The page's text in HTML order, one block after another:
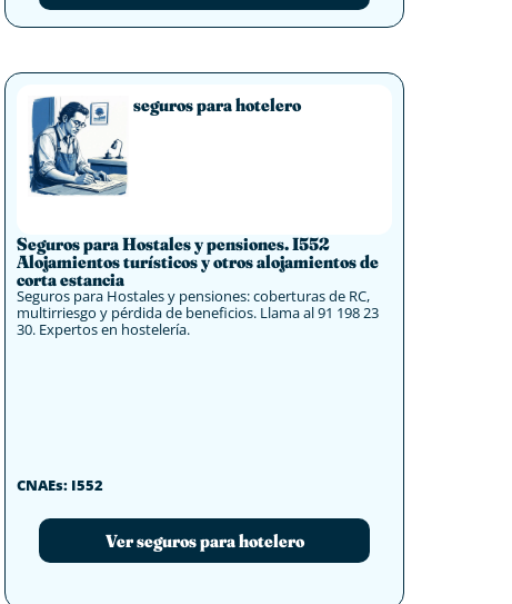
seguros para hotelero
Seguros para Hostales y pensiones. I552
Alojamientos turísticos y otros alojamientos de
corta estancia
Seguros para Hostales y pensiones: coberturas de RC,
multirriesgo y pérdida de beneficios. Llama al 91 198 23
30. Expertos en hostelería.
CNAEs: I552
Ver seguros para hotelero